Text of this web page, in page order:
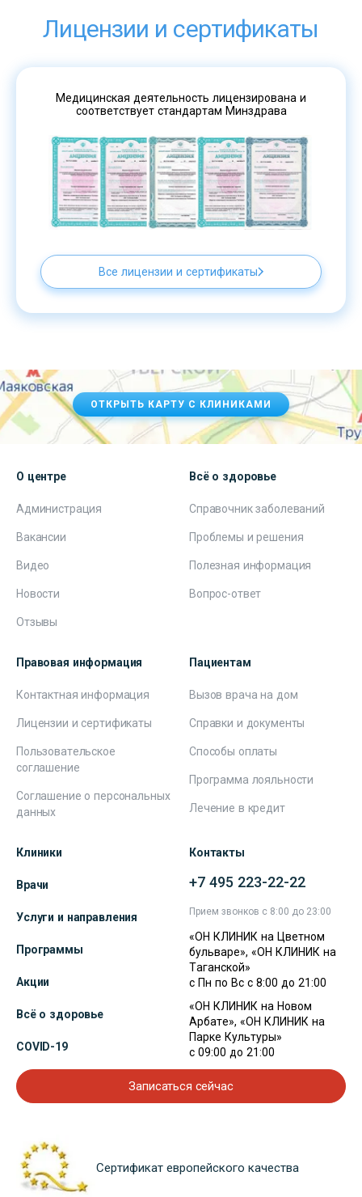
Лицензии и сертификаты
Медицинская деятельность лицензирована и
соответствует стандартам Минздрава
Все лицензии и сертификаты
ОТКРЫТЬ КАРТУ С КЛИНИКАМИ
О центре
Администрация
Вакансии
Видео
Новости
Отзывы
Всё о здоровье
Справочник заболеваний
Проблемы и решения
Полезная информация
Вопрос-ответ
Правовая информация
Контактная информация
Лицензии и сертификаты
Пользовательское
соглашение
Соглашение о персональных
данных
Пациентам
Вызов врача на дом
Справки и документы
Способы оплаты
Программа лояльности
Лечение в кредит
Клиники
Врачи
Услуги и направления
Программы
Акции
Всё о здоровье
COVID-19
Контакты
+7 495 223-22-22
Прием звонков с 8:00 до 23:00
«ОН КЛИНИК на Цветном
бульваре», «ОН КЛИНИК на
Таганской»
с Пн по Вс с 8:00 до 21:00
«ОН КЛИНИК на Новом
Арбате», «ОН КЛИНИК на
Парке Культуры»
с 09:00 до 21:00
Записаться сейчас
Сертификат европейского качества